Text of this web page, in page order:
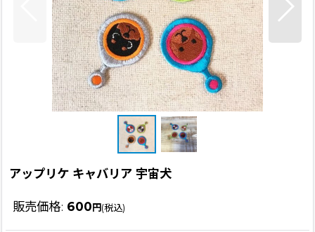
アップリケ キャバリア 宇宙犬
販売価格: 600円(税込)